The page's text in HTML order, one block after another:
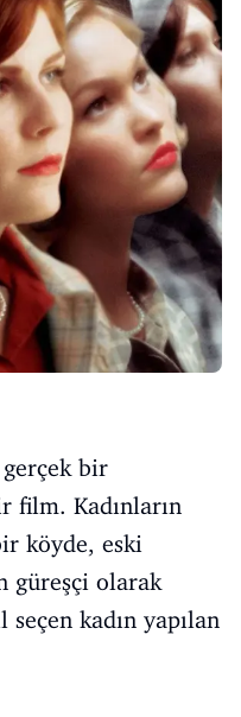
bir
film. Kadınların
köyde, eski
güreşçi olarak
kadın yapılan